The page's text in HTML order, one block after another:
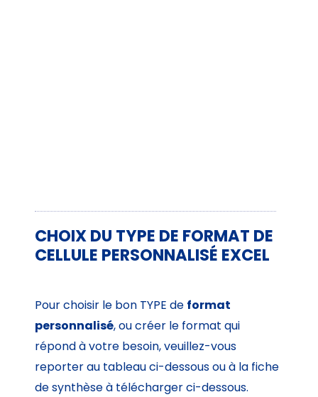
CHOIX DU TYPE DE FORMAT DE
CELLULE PERSONNALISÉ EXCEL
Pour choisir le bon TYPE de format
personnalisé, ou créer le format qui
répond à votre besoin, veuillez-vous
reporter au tableau ci-dessous ou à la fiche
de synthèse à télécharger ci-dessous.